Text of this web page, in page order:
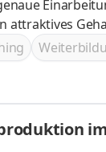
begleitet Freue dich